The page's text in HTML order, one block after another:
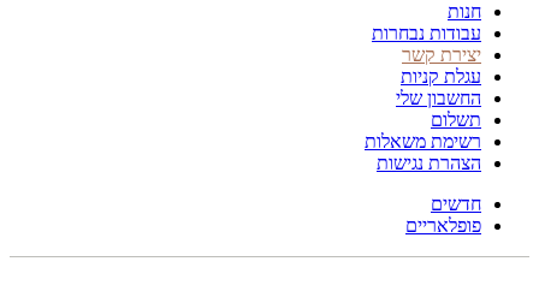
חנות
עבודות נבחרות
יצירת קשר
עגלת קניות
החשבון שלי
תשלום
רשימת משאלות
הצהרת נגישות
חדשים
פופלאריים